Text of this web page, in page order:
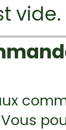
vide.